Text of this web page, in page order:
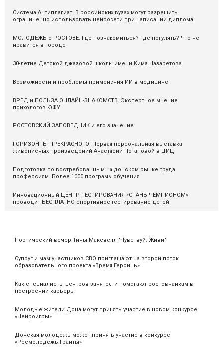
Поэтический вечер Тины Максвелл "Чувствуй. Живи"
Супруг и мам участников СВО приглашают на второй поток
образовательного проекта «Время Героинь»
Как специалисты центров занятости помогают ростовчанкам в
построении карьеры
Молодые жители Дона могут принять участие в новом конкурсе
«Нейроигры»
Донская молодёжь может принять участие в конкурсе
«Росмолодёжь.Гранты»
Система Антиплагиат. В российских вузах могут разрешить
ограниченно использовать нейросети при написании диплома
МОЛОДЕЖЬ о РОСТОВЕ. Где познакомиться? Где погулять? Что не
нравится в городе
30-летие Детской джазовой школы имени Кима Назаретова
Возможности и проблемы применения ИИ в медицине
ВРЕД и ПОЛЬЗА ОНЛАЙН-ЗНАКОМСТВ. Экспертное мнение
психологов ЮФУ
РОСТОВСКИЙ ЗАПОВЕДНИК и его значение
ГОРИЗОНТЫ ПРЕКРАСНОГО. Первая персональная выставка
живописных произведений Анастасии Потаповой в ЦИЦ
Подготовка по востребованным на донском рынке труда
профессиям. Более 1000 программ обучения
Инновационный ЦЕНТР ТЕСТИРОВАНИЯ «СТАНЬ ЧЕМПИОНОМ»
проводит БЕСПЛАТНО спортивное тестирование детей